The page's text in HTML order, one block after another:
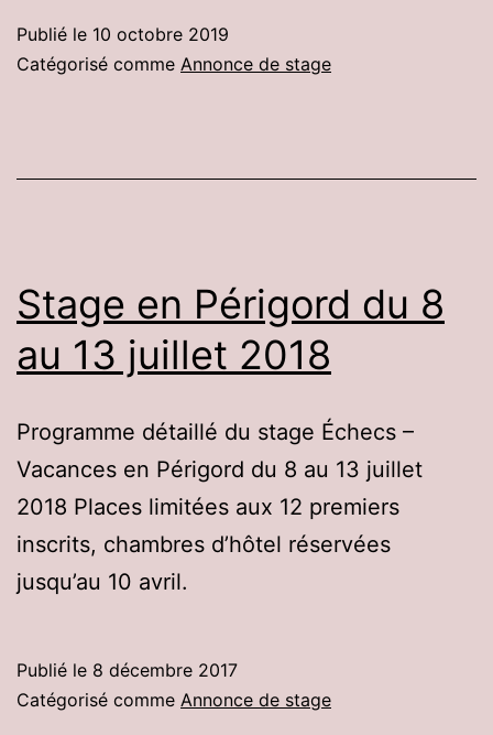
Publié le 10 octobre 2019
Catégorisé comme Annonce de stage
Stage en Périgord du 8
au 13 juillet 2018
Programme détaillé du stage Échecs –
Vacances en Périgord du 8 au 13 juillet
2018 Places limitées aux 12 premiers
inscrits, chambres d’hôtel réservées
jusqu’au 10 avril.
Publié le 8 décembre 2017
Catégorisé comme Annonce de stage